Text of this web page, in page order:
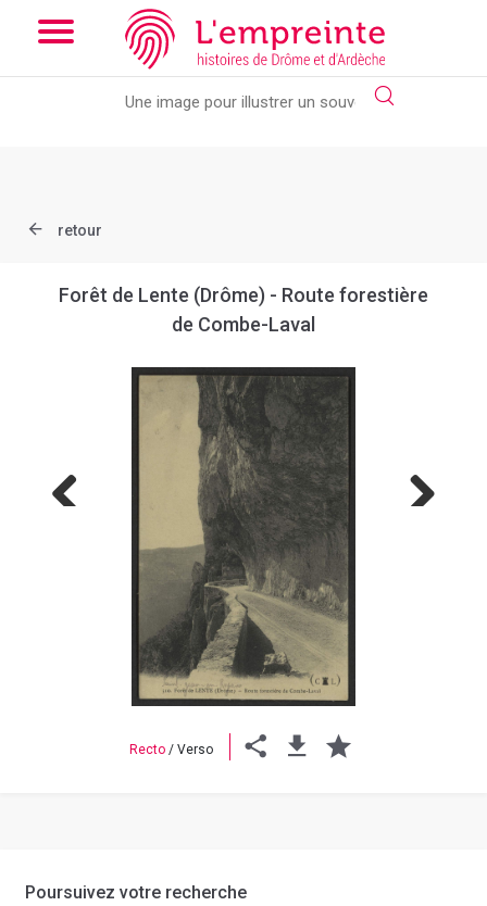
Array ( [slug] => document [ref] => B263626101_CP2138 )
Add the new slick-theme.css if you want the default styling
retour
Forêt de Lente (Drôme) - Route forestière
de Combe-Laval
Recto / Verso
Poursuivez votre recherche